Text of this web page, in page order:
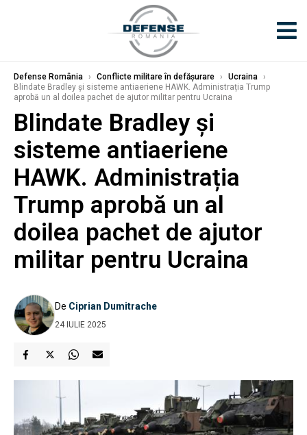
Defense România › Conflicte militare în defășurare › Ucraina ›
Blindate Bradley și sisteme antiaeriene HAWK. Administrația Trump
aprobă un al doilea pachet de ajutor militar pentru Ucraina
Blindate Bradley și
sisteme antiaeriene
HAWK. Administrația
Trump aprobă un al
doilea pachet de ajutor
militar pentru Ucraina
De Ciprian Dumitrache
24 IULIE 2025